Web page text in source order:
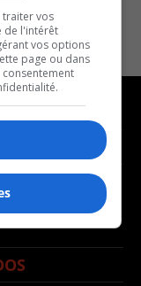
franco
traiter vos
de l'intérêt
vos options
page ou dans